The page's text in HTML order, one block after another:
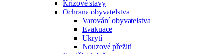
Krizové stavy
Ochrana obyvatelstva
Varování obyvatelstva
Evakuace
Ukrytí
Nouzové přežití